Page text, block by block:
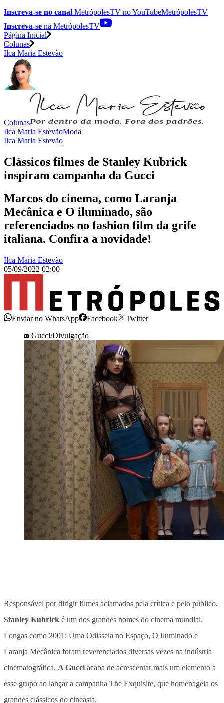
Inscreva-se no canal MetrópolesTV noYouTubeMetrópolesTV
Inscreva-se na MetrópolesTV
Página Inicial
Colunas
Ilca Maria Estevão
Colunas
Ilca Maria EstevãoModa
Ilca Maria Estevão
Clássicos filmes de Stanley Kubrick
inspiram campanha da Gucci
Marcos do cinema, como Laranja
Mecânica e O iluminado, são
referenciados no fashion film da grife
italiana. Confira a novidade!
Ilca Maria Estevão
05/09/2022 02:00
Enviar no WhatsApp Facebook
Twitter
Gucci/Divulgação
Responsável por dirigir filmes aclamados pela crítica e pelo público,
Stanley Kubrick é um dos grandes nomes do cinema mundial.
Longas como 2001: Uma Odisseia no Espaço, O Iluminado e
Laranja Mecânica foram reverenciados diversas vezes na indústria
cinematográfica. A Gucci acaba de acrescentar mais um elemento a
esse grupo ao lançar a campanha The Exquisite, que homenageia os
grandes clássicos do cineasta.